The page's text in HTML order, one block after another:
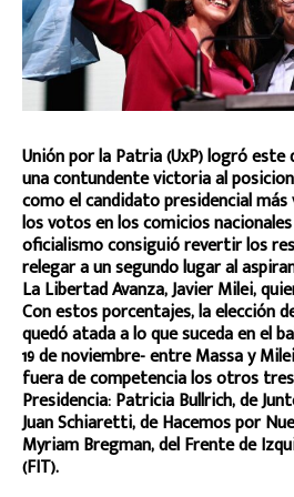
Unión por la Patria (UxP) logró este
una contundente victoria al
como el candidato presidencial más
los votos en los comicios
oficialismo consiguió revertir los
relegar a un segundo lugar al
La Libertad Avanza, Javier Milei,
Con estos porcentajes, la elección
quedó atada a lo que suceda en el
19 de noviembre- entre Massa y
fuera de competencia los otros
Presidencia: Patricia Bullrich, de
Juan Schiaretti, de Hacemos por
Myriam Bregman, del Frente de
(FIT).